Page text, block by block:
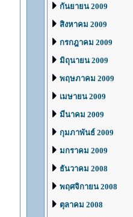
กันยายน 2009
สิงหาคม 2009
กรกฎาคม 2009
มิถุนายน 2009
พฤษภาคม 2009
เมษายน 2009
มีนาคม 2009
กุมภาพันธ์ 2009
มกราคม 2009
ธันวาคม 2008
พฤศจิกายน 2008
ตุลาคม 2008